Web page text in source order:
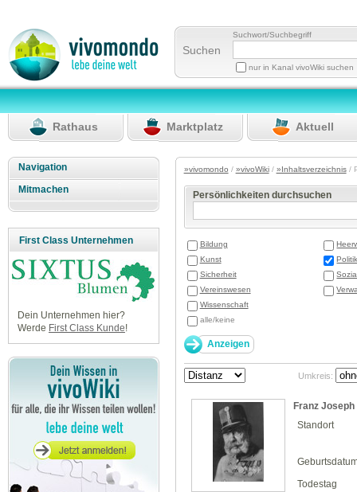
Suchen
Suchwort/Suchbegriff
nur in Kanal vivoWiki suchen
Rathaus Marktplatz Aktuell
Navigation
Mitmachen
First Class Unternehmen
Dein Unternehmen hier?
Werde First Class Kunde!
»vivomondo / »vivoWiki/ »Inhaltsverzeichnis/
Persönlichkeiten durchsuchen
Bildung
Kunst
Sicherheit
Vereinswesen
Wissenschaft
alle/keine
Umkreis:
Franz
Standort
Todestag